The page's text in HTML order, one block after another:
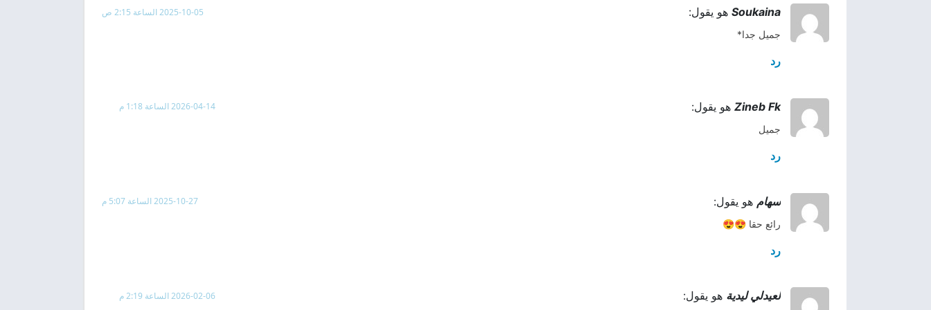
Soukaina هو يقول:
2025-10-05 الساعة 2:15 ص
جميل جدا*
رد
Zineb Fk هو يقول:
2026-04-14 الساعة 1:18 م
جميل
رد
سهام هو يقول:
2025-10-27 الساعة 5:07 م
رائع حقا 😍😍
رد
لعيدلي ليدية هو يقول: 2026-02-06 الساعة 2:19 م